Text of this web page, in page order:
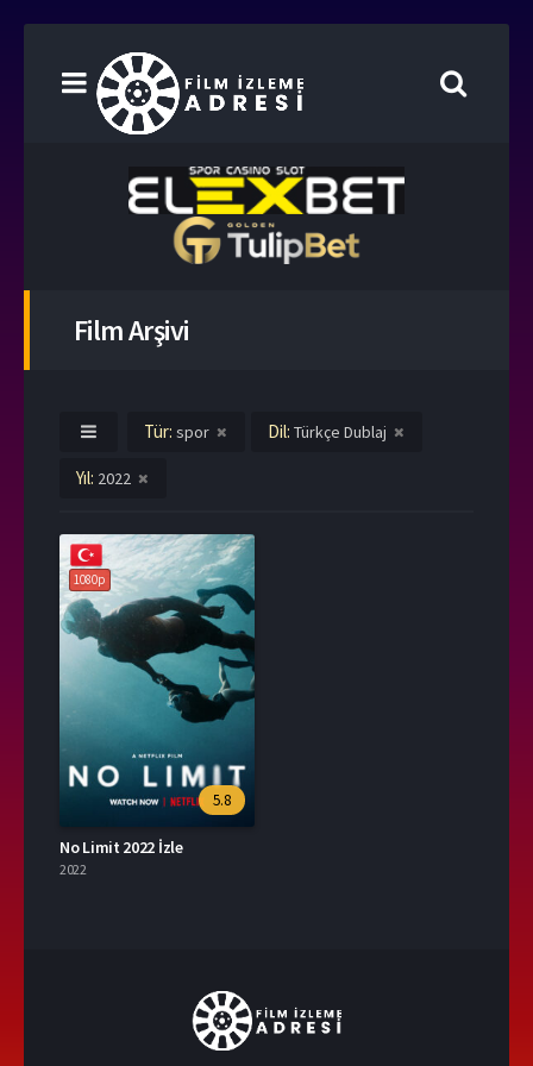
Film Arşivi
Tür: spor Dil: Türkçe Dublaj
Yıl: 2022
1080p
5.8
No Limit 2022 İzle
2022